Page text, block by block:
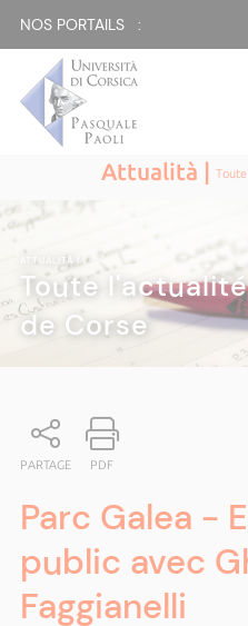
NOS PORTAILS :
Attualità |
ATTUALITÀ|
Toute
de Corse
PARTAGE PDF
Parc Galea -
public avec
Faggianelli